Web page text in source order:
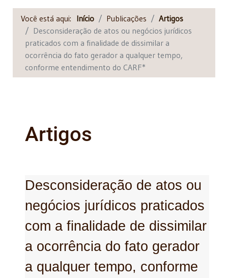
Você está aqui: Início Publicações
Artigos
Desconsideração de atos ou negócios jurídicos
praticados com a finalidade de dissimilar a
ocorrência do fato gerador a qualquer tempo,
conforme entendimento do CARF*
Artigos
Desconsideração de atos ou
negócios jurídicos praticados
com a finalidade de dissimilar
a ocorrência do fato gerador
a qualquer tempo, conforme